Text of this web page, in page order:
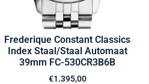
Frederique Constant Classics
Index Staal/Staal Automaat
39mm FC-530CR3B6B
€1.395,00